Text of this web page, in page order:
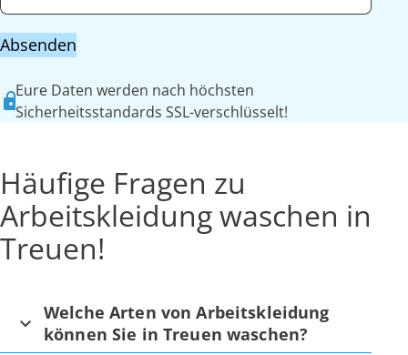
Absenden
Eure Daten werden nach höchsten
Sicherheitsstandards SSL-verschlüsselt!
Häufige Fragen zu
Arbeitskleidung waschen in
Treuen!
Welche Arten von Arbeitskleidung
können Sie in Treuen waschen?